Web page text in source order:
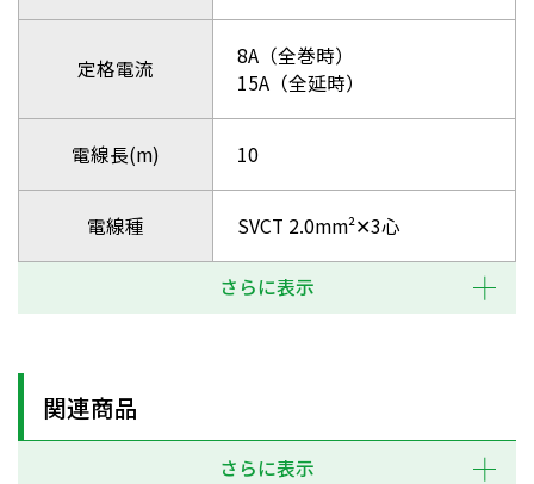
定格電流
8A（全巻時）
15A（全延時）
電線長(m) 10
電線種 SVCT 2.0mm²✕3心
さらに表示
関連商品
さらに表示